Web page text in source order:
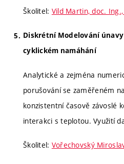
Školitel: Vild Martin, doc. Ing.,
Diskrétní Modelování
cyklickém namáhání
Analytické a zejména
porušování se zaměřeném
konzistentní časově závoslé
interakci s teplotou. Využití
Školitel: Vořechovský